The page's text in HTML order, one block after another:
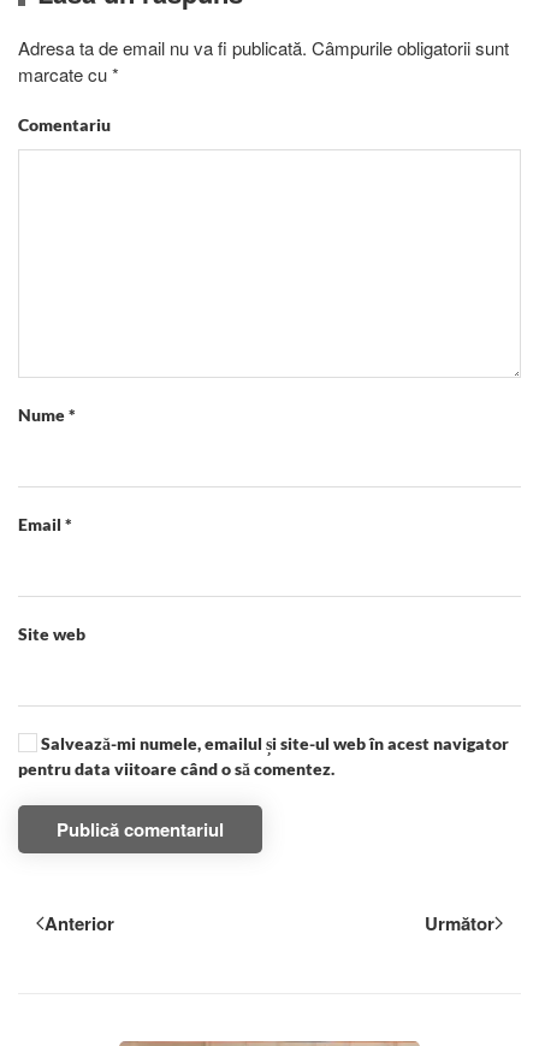
Adresa ta de email nu va fi publicată. Câmpurile obligatorii sunt
marcate cu*
Comentariu
Nume*
Email *
Site web
Salvează-mi numele, emailul și site-ul web în acest navigator
pentru data viitoare când o să comentez.
Publică comentariul
Anterior Următor